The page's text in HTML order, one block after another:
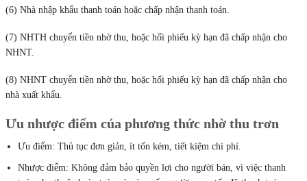
(6) Nhà nhập khẩu thanh toán hoặc chấp nhận thanh toán.
(7) NHTH chuyển tiền nhờ thu, hoặc hối phiếu kỳ hạn đã chấp nhận cho
NHNT.
(8) NHNT chuyển tiền nhờ thu, hoặc hối phiếu kỳ hạn đã chấp nhận cho
nhà xuất khẩu.
Ưu nhược điểm của phương thức nhờ thu trơn
Ưu điểm: Thủ tục đơn giản, ít tốn kém, tiết kiệm chi phí.
Nhược điểm: Không đảm bảo quyền lợi cho người bán, vì việc thanh